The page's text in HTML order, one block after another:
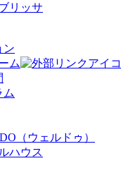
リッサ
ン
ム
ム
（ウェルドゥ）
ハウス